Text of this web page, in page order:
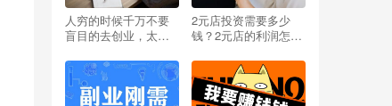
人穷的时候千万不要
盲目的去创业，太扎
2元店投资需要多少
钱？2元店的利润怎么
钱？